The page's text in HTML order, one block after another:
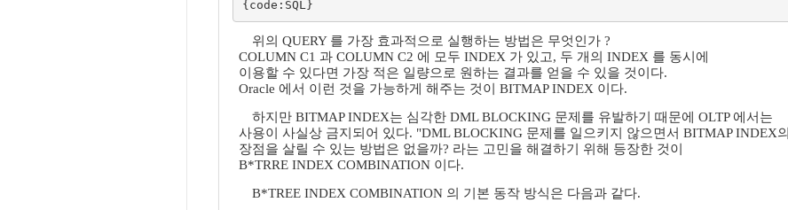
위의 QUERY 를 가장 효과적으로 실행하는 방법은 무엇인가 ?
COLUMN C1 과 COLUMN C2 에 모두 INDEX 가 있고, 두 개의 INDEX 를 동시에
이용할 수 있다면 가장 적은 일량으로 원하는 결과를 얻을 수 있을 것이다.
Oracle 에서 이런 것을 가능하게 해주는 것이 BITMAP INDEX 이다.
하지만 BITMAP INDEX는 심각한 DML BLOCKING 문제를 유발하기 때문에 OLTP 에서는
사용이 사실상 금지되어 있다. "DML BLOCKING 문제를 일으키지 않으면서 BITMAP INDEX의
장점을 살릴 수 있는 방법은 없을까? 라는 고민을 해결하기 위해 등장한 것이
B*TRRE INDEX COMBINATION 이다.
B*TREE INDEX COMBINATION 의 기본 동작 방식은 다음과 같다.